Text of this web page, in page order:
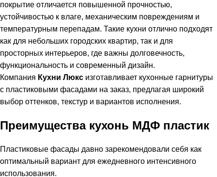
покрытие отличается повышенной прочностью,
устойчивостью к влаге, механическим повреждениям и
температурным перепадам. Такие кухни отлично подходят
как для небольших городских квартир, так и для
просторных интерьеров, где важны долговечность,
функциональность и современный дизайн.
Компания Кухни Люкс изготавливает кухонные гарнитуры
с пластиковыми фасадами на заказ, предлагая широкий
выбор оттенков, текстур и вариантов исполнения.
Преимущества кухонь МДФ пластик
Пластиковые фасады давно зарекомендовали себя как
оптимальный вариант для ежедневного интенсивного
использования.